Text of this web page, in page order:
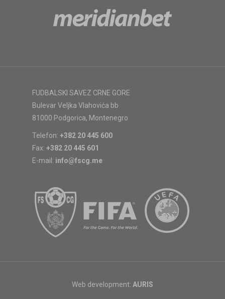
FUDBALSKI SAVEZ CRNE GORE
Bulevar Veljka Vlahovića bb
81000 Podgorica, Montenegro
Telefon: +382 20 445 600
Fax: +382 20 445 601
E-mail: info@fscg.me
Web development: AURIS